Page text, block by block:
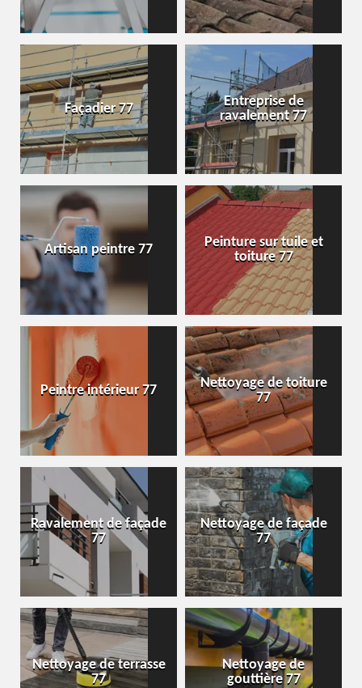
Façadier 77
Entreprise de
ravalement 77
Artisan peintre 77
Peinture sur tuile et
toiture 77
Peintre intérieur 77
Nettoyage de toiture
77
Ravalement de façade
77
Nettoyage de façade
77
Nettoyage de terrasse
77
Nettoyage de
gouttière 77